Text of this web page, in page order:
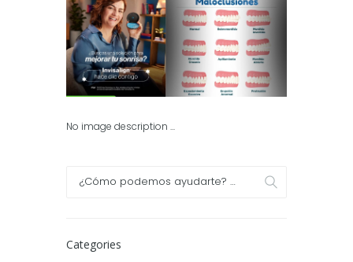
No image description ...
Categories